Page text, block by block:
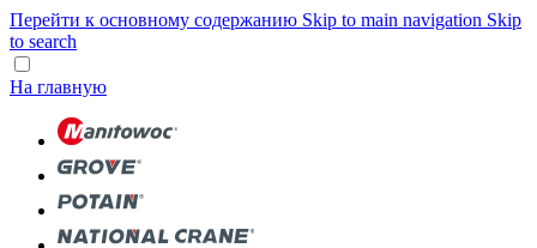
Перейти к основному содержанию Skip to main navigation Skip
to search
На главную